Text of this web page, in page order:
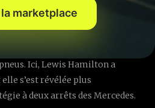
stratégie à trois
Ici, Lewis Hamilton a
s’est révélée plus
à deux arrêts des Mercedes.
marketplace